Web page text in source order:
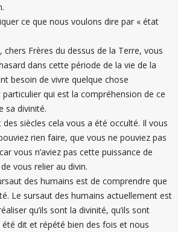
ce que nous voulons dire par « état
chers Frères du dessus de la Terre, vous
dans cette période de la vie de la
besoin de vivre quelque chose
particulier qui est la compréhension de ce
sa divinité.
siècles cela vous a été occulté. Il vous
rien faire, que vous ne pouviez pas
vous n’aviez pas cette puissance de
vous relier au divin.
des humains est de comprendre que
Le sursaut des humains actuellement est
qu’ils sont la divinité, qu’ils sont
dit et répété bien des fois et nous